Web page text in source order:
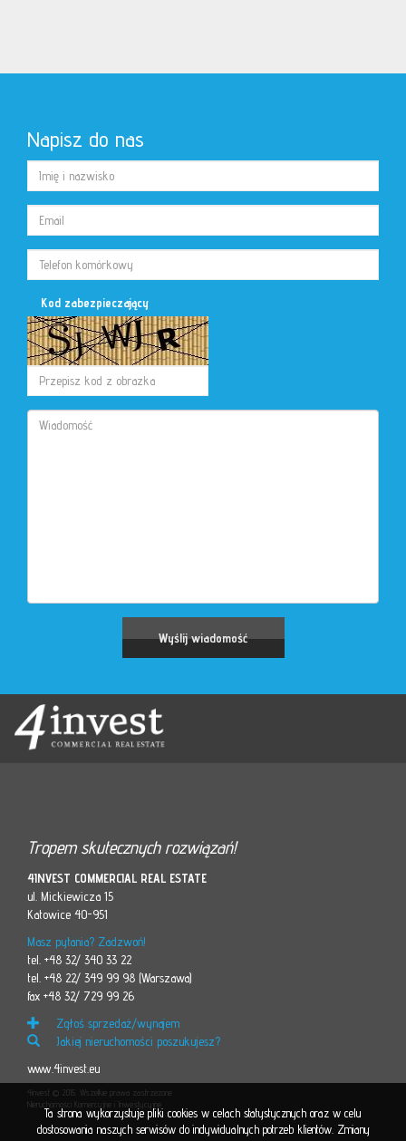
Napisz do nas
Kod zabezpieczający
Tropem skutecznych rozwiązań!
4INVEST COMMERCIAL REAL ESTATE
ul. Mickiewicza 15
Katowice 40-951
Masz pytania? Zadzwoń!
tel. +48 32/ 340 33 22
tel. +48 22/ 349 99 98 (Warszawa)
fax +48 32/ 729 99 26
Zgłoś sprzedaż/wynajem
Jakiej nieruchomości poszukujesz?
www.4invest.eu
4invest © 2015. Wszelkie prawa zastrzeżone
Nieruchomości Komercyjne i Inwestycyjne
Ta strona wykorzystuje pliki cookies w celach statystycznych oraz w celu
dostosowania naszych serwisów do indywidualnych potrzeb klientów. Zmiany